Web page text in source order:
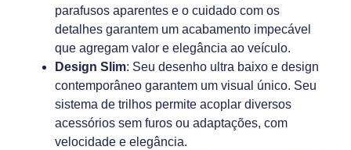
parafusos aparentes e o cuidado com os
detalhes garantem um acabamento impecável
que agregam valor e elegância ao veículo.
Design Slim: Seu desenho ultra baixo e design
contemporâneo garantem um visual único. Seu
sistema de trilhos permite acoplar diversos
acessórios sem furos ou adaptações, com
velocidade e elegância.